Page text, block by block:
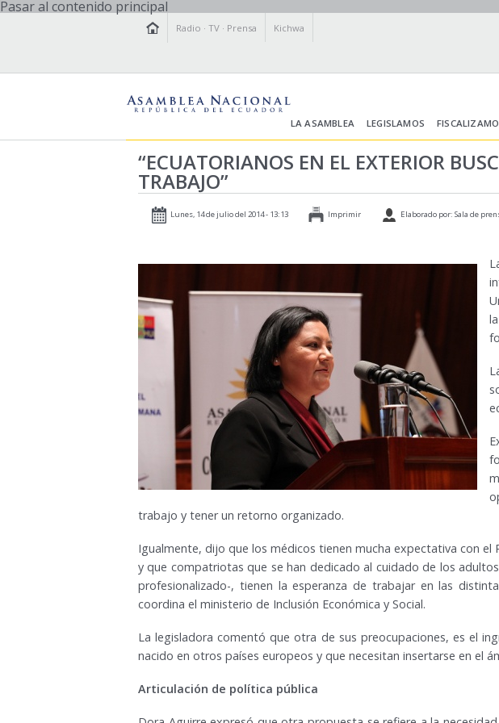
Pasar al contenido principal
Radio ·TV · Prensa Kichwa
LA ASAMBLEA LEGISLAMOS
“ECUATORIANOS EN EL EXTERIOR
TRABAJO”
Lunes, 14 de julio del 2014 - 13:13 Imprimir Elaborado por: Sala de
trabajo y tener un retorno organizado.
Igualmente, dijo que los médicos tienen mucha expectativa con el
y que compatriotas que se han dedicado al cuidado de los
profesionalizado-, tienen la esperanza de trabajar en las
coordina el ministerio de Inclusión Económica y Social.
La legisladora comentó que otra de sus preocupaciones, es el
nacido en otros países europeos y que necesitan insertarse en el
Articulación de política pública